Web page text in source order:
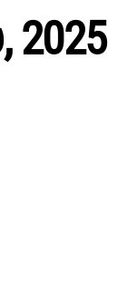
2025